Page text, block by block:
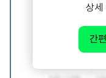
상세
간